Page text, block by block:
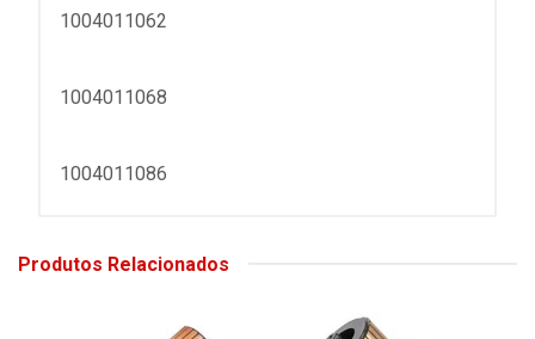
1004011062
1004011068
1004011086
Produtos Relacionados